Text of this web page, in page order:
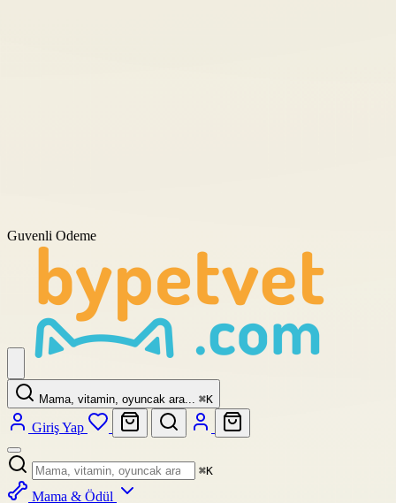
Guvenli Odeme
Mama, vitamin, oyuncak ara... ⌘K
Giriş Yap
⌘K
Mama & Ödül